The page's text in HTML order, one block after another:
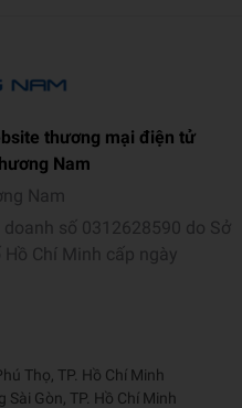
thương mại điện tử
Nam
Nam
số 0312628590 do Sở
Chí Minh cấp ngày
Thọ, TP. Hồ Chí Minh
Gòn, TP. Hồ Chí Minh